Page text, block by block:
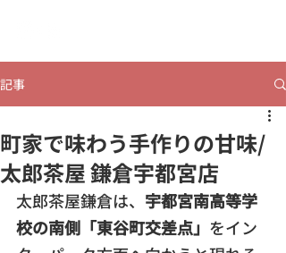
記事
町家で味わう手作りの甘味/
太郎茶屋 鎌倉宇都宮店
太郎茶屋鎌倉は、 宇都宮南高等学
校の南側「東谷町交差点」 をイン